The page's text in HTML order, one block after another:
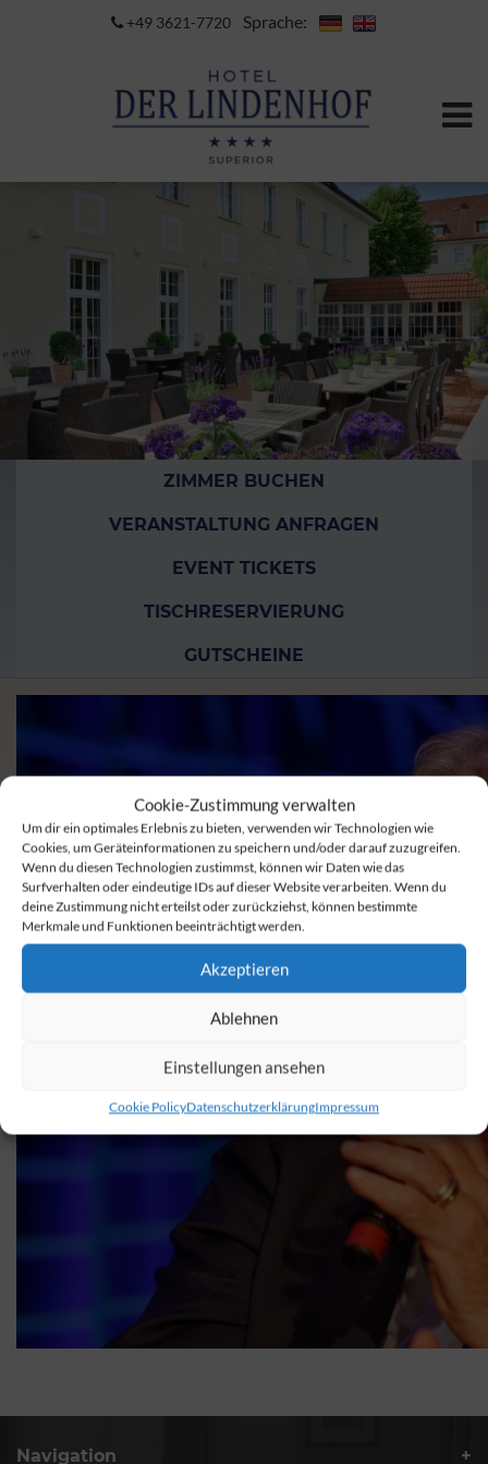
Cookie-Zustimmung verwalten
Um dir ein optimales Erlebnis zu bieten, verwenden wir Technologien wie
Cookies, um Geräteinformationen zu speichern und/oder darauf zuzugreifen.
Wenn du diesen Technologien zustimmst, können wir Daten wie das
Surfverhalten oder eindeutige IDs auf dieser Website verarbeiten. Wenn du
deine Zustimmung nicht erteilst oder zurückziehst, können bestimmte
Merkmale und Funktionen beeinträchtigt werden.
Akzeptieren
Ablehnen
Einstellungen ansehen
Cookie PolicyDatenschutzerklärungImpressum
+49 3621-7720 Sprache:
ZIMMER BUCHEN
VERANSTALTUNG ANFRAGEN
EVENT TICKETS
TISCHRESERVIERUNG
GUTSCHEINE
Navigation